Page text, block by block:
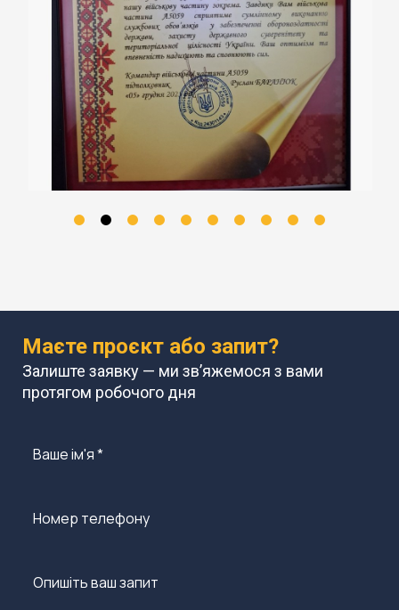
Маєте проєкт або запит?
Залиште заявку — ми зв’яжемося з вами
протягом робочого дня